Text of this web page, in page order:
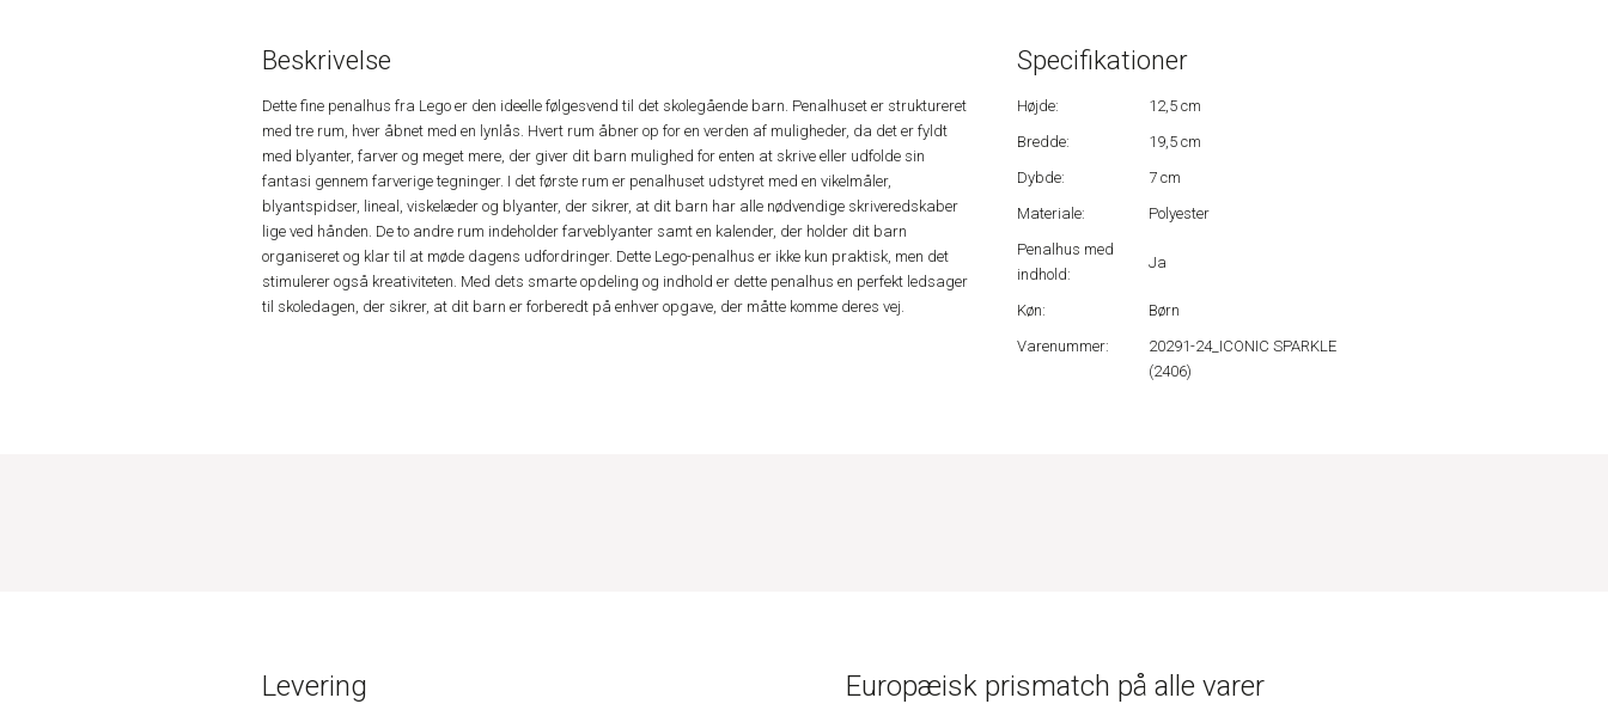
Beskrivelse
Dette fine penalhus fra Lego er den ideelle følgesvend til det skolegående barn. Penalhuset er struktureret
med tre rum, hver åbnet med en lynlås. Hvert rum åbner op for en verden af muligheder, da det er fyldt
med blyanter, farver og meget mere, der giver dit barn mulighed for enten at skrive eller udfolde sin
fantasi gennem farverige tegninger. I det første rum er penalhuset udstyret med en vikelmåler,
blyantspidser, lineal, viskelæder og blyanter, der sikrer, at dit barn har alle nødvendige skriveredskaber
lige ved hånden. De to andre rum indeholder farveblyanter samt en kalender, der holder dit barn
organiseret og klar til at møde dagens udfordringer. Dette Lego-penalhus er ikke kun praktisk, men det
stimulerer også kreativiteten. Med dets smarte opdeling og indhold er dette penalhus en perfekt ledsager
til skoledagen, der sikrer, at dit barn er forberedt på enhver opgave, der måtte komme deres vej.
Specifikationer
Højde:
12,5 cm
Bredde:
19,5 cm
Dybde:
7 cm
Materiale:
Polyester
Penalhus med
indhold:
Ja
Køn:
Børn
Varenummer:
20291-24_ICONIC SPARKLE
(2406)
Levering Europæisk prismatch på alle varer